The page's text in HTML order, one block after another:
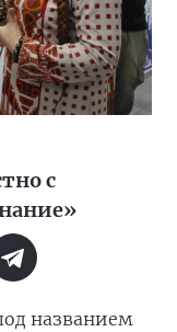
с
названием